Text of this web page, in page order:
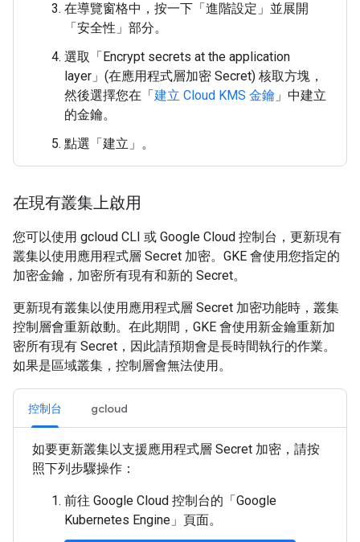
在導覽窗格中，按一下「進階設定」 並展開
「安全性」 部分。
選取「Encrypt secrets at the application
layer」(在應用程式層加密 Secret) 核取方塊，
然後選擇您在「建立 Cloud KMS 金鑰 」中建立
的金鑰。
點選「建立」 。
在現有叢集上啟用
您可以使用 gcloud CLI 或 Google Cloud 控制台，更新現有
叢集以使用應用程式層 Secret 加密。GKE 會使用您指定的
加密金鑰，加密所有現有和新的 Secret。
更新現有叢集以使用應用程式層 Secret 加密功能時，叢集
控制層會重新啟動。在此期間，GKE 會使用新金鑰重新加
密所有現有 Secret，因此請預期會是長時間執行的作業。
如果是區域叢集，控制層會無法使用。
控制台 gcloud
如要更新叢集以支援應用程式層 Secret 加密，請按
照下列步驟操作：
前往 Google Cloud 控制台的「Google
Kubernetes Engine」 頁面。